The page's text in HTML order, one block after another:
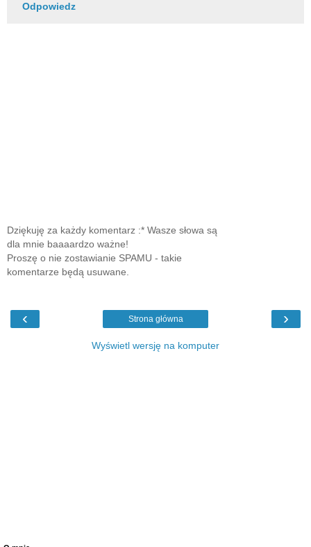
Odpowiedz
Dziękuję za każdy komentarz :* Wasze słowa są
dla mnie baaaardzo ważne!
Proszę o nie zostawianie SPAMU - takie
komentarze będą usuwane.
‹ ›
Strona główna
Wyświetl wersję na komputer